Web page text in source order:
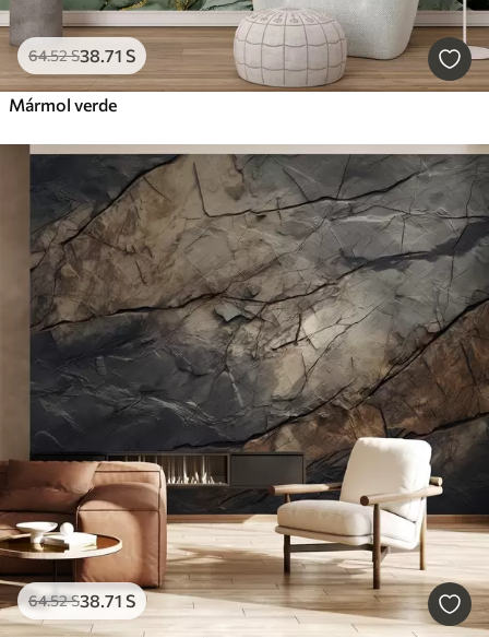
64.52S38.71 S
Mármol verde
64.52S38.71 S